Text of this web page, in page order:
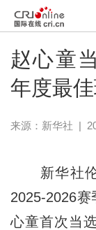
赵心童
年度最
来源：新华社 |
新华社伦
2025-2026
心童首次当